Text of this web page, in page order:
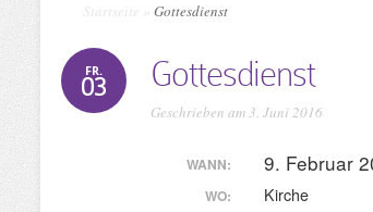
Startseite Gottesdienst
FR.
03 Gottesdienst
Geschrieben am 3. Juni 2016
WANN: 9. Februar
WO: Kirche